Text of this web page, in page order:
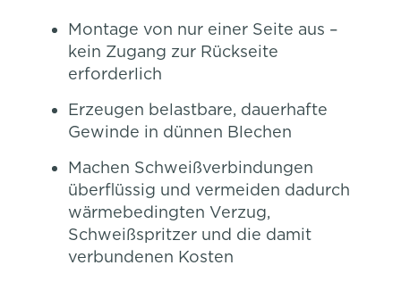
Montage von nur einer Seite aus –
kein Zugang zur Rückseite
erforderlich
Erzeugen belastbare, dauerhafte
Gewinde in dünnen Blechen
Machen Schweißverbindungen
überflüssig und vermeiden dadurch
wärmebedingten Verzug,
Schweißspritzer und die damit
verbundenen Kosten